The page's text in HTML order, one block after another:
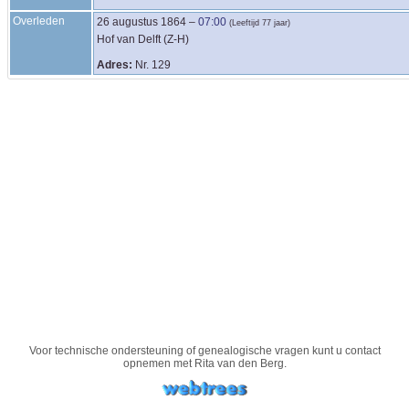
Overleden 26 augustus 1864 – 07:00 (Leeftijd 77 jaar)
Hof van Delft (Z-H)
Adres: Nr. 129
Voor technische ondersteuning of genealogische vragen kunt u contact
opnemen met Rita van den Berg.